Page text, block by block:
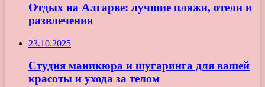
Отдых на Алгарве: лучшие пляжи, отели и
развлечения
23.10.2025
Студия маникюра и шугаринга для вашей
красоты и ухода за телом